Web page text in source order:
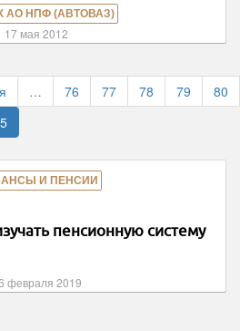
АО НПФ (АВТОВАЗ)
17 мая 2012
… 76 77 78 79
80
И ПЕНСИИ
пенсионную систему
февраля 2019